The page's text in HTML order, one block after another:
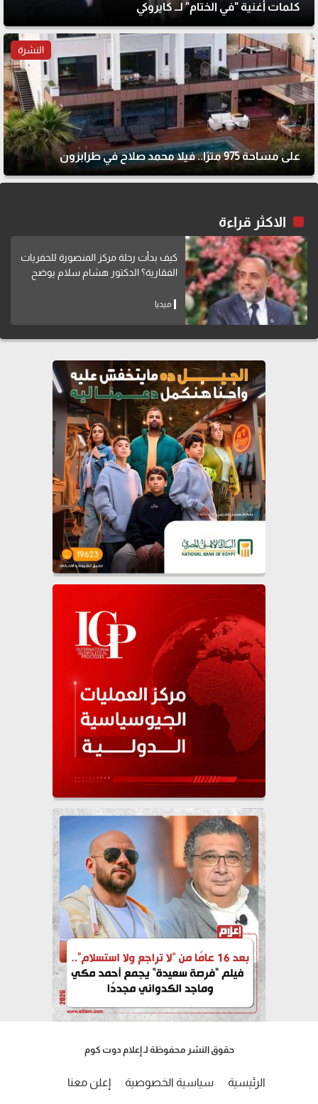
كلمات أغنية "في الختام" لــ كايروكي
النشرة
على مساحة 975 مترًا.. فيلا محمد صلاح في طرابزون
الاكثر قراءة
كيف بدأت رحلة مركز المنصورة للحفريات
الفقارية؟ الدكتور هشام سلام يوضح
ميديا
حقوق النشر محفوظة لـ إعلام دوت كوم
الرئيسية سياسية الخصوصية إعلن معنا